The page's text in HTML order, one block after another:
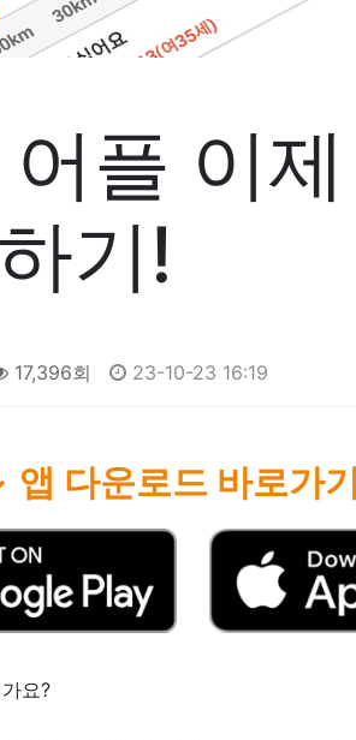
플 이
기!
17,396회 23-10-23 16:19
앱 다운로드 바로가
요?